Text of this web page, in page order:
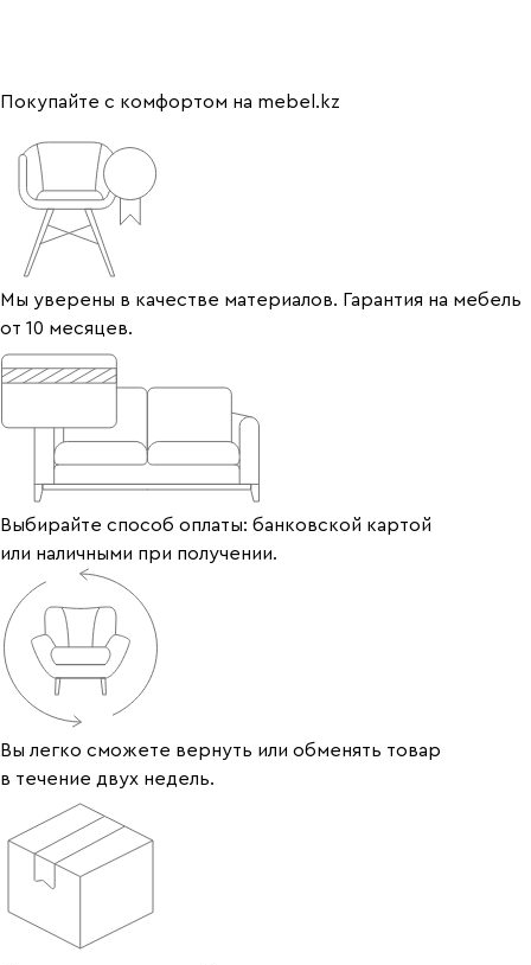
Покупайте с комфортом на mebel.kz
Мы уверены в качестве материалов. Гарантия на мебель
от 10 месяцев.
Выбирайте способ оплаты: банковской картой
или наличными при получении.
Вы легко сможете вернуть или обменять товар
в течение двух недель.